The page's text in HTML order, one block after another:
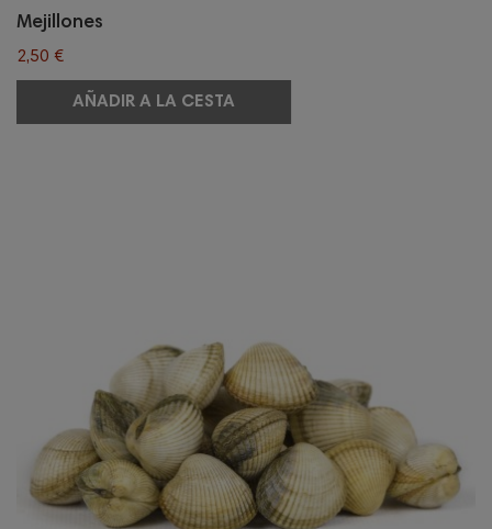
Mejillones
2,50 €
AÑADIR A LA CESTA